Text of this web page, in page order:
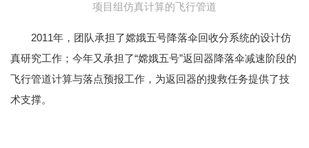
项目组仿真计算的飞行管道
2011年，团队承担了嫦娥五号降落伞回收分系统的设计仿
真研究工作；今年又承担了“嫦娥五号”返回器降落伞减速阶段的
飞行管道计算与落点预报工作，为返回器的搜救任务提供了技
术支撑。